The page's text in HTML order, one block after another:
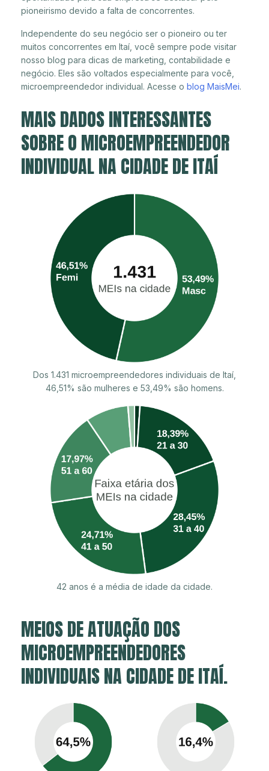
pioneirismo devido a falta de concorrentes.
Independente do seu negócio ser o pioneiro ou ter
muitos concorrentes em Itaí, você sempre pode visitar
nosso blog para dicas de marketing, contabilidade e
negócio. Eles são voltados especialmente para você,
microempreendedor individual. Acesse o blog MaisMei.
MAIS DADOS INTERESSANTES
SOBRE O MICROEMPREENDEDOR
INDIVIDUAL NA CIDADE DE ITAÍ
Dos 1.431 microempreendedores individuais de Itaí,
46,51% são mulheres e 53,49% são homens.
42 anos é a média de idade da cidade.
MEIOS DE ATUAÇÃO DOS
MICROEMPREENDEDORES
INDIVIDUAIS NA CIDADE DE ITAÍ.